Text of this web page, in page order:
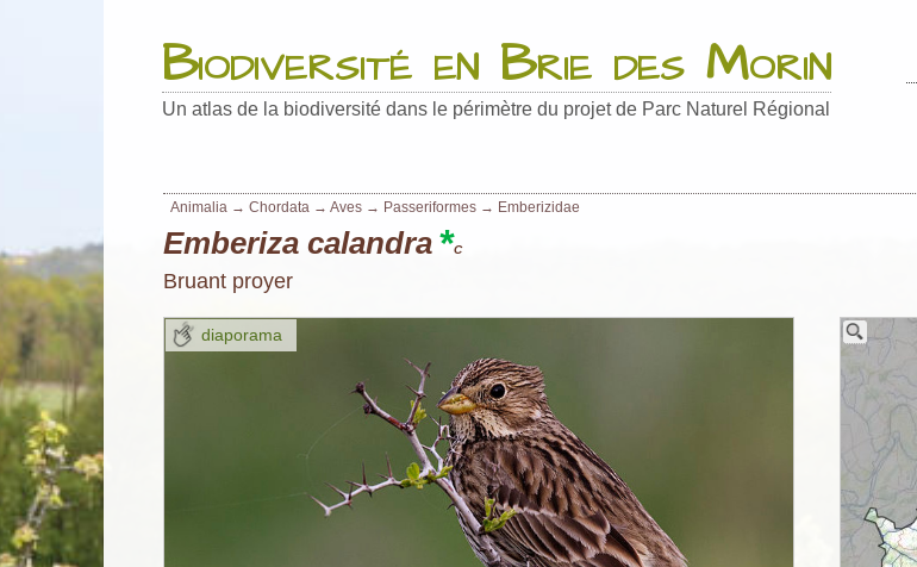
Biodiversité en Brie des Morin
Un atlas de la biodiversité dans le périmètre du projet de Parc Naturel Régional
Animalia → Chordata → Aves → Passeriformes → Emberizidae
Emberiza calandra *C
Bruant proyer
diaporama